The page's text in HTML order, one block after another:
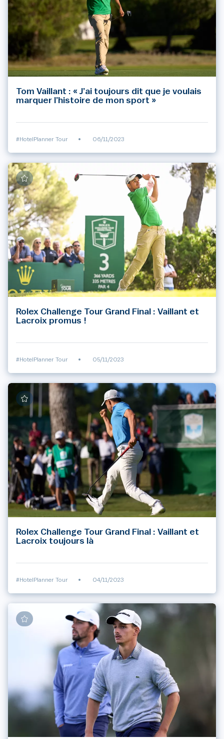
Tom Vaillant : « J’ai toujours dit que je voulais
marquer l’histoire de mon sport »
#HotelPlanner Tour • 06/11/2023
Rolex Challenge Tour Grand Final : Vaillant et
Lacroix promus !
#HotelPlanner Tour • 05/11/2023
Rolex Challenge Tour Grand Final : Vaillant et
Lacroix toujours là
#HotelPlanner Tour • 04/11/2023